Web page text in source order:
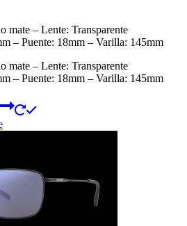
mate – Lente: Transparente
– Puente: 18mm – Varilla: 145mm
mate – Lente: Transparente
– Puente: 18mm – Varilla: 145mm